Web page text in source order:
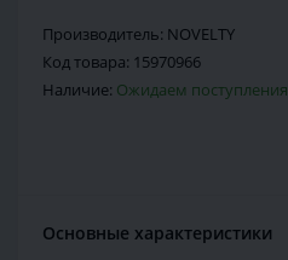
Производитель: NOVELTY
Код товара: 15970966
Наличие: Ожидаем поступления
Основные характеристики